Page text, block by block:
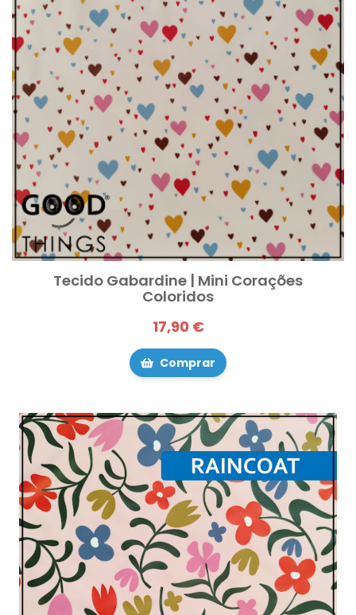
Tecido Gabardine | Mini Corações
Coloridos
17,90 €
Comprar